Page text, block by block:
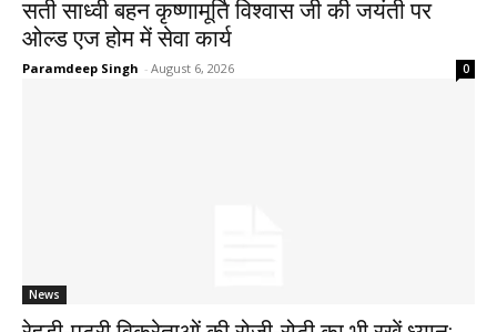
सती साध्वी बहन कृष्णामूर्ति विश्वास जी की जयंती पर
ओल्ड एज होम में सेवा कार्य
Paramdeep Singh - August 6, 2026 0
News